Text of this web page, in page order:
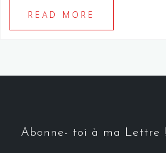
READ MORE
Abonne- toi à ma Lettre !